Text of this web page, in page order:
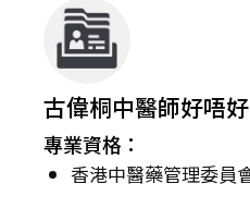
古偉桐中醫師好唔好
專業資格：
香港中醫藥管理委員